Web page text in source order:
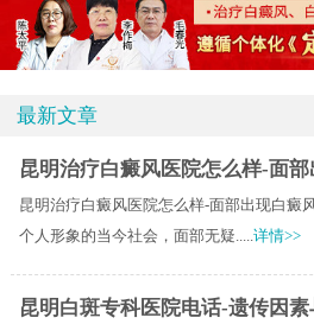
最新文章
昆明治疗白癜风医院怎么样-面
昆明治疗白癜风医院怎么样-面部出现白癜
个人形象的当今社会，面部无疑.....详情>>
昆明白斑专科医院电话-遗传因